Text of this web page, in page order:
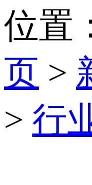
位置
页 >
> 行